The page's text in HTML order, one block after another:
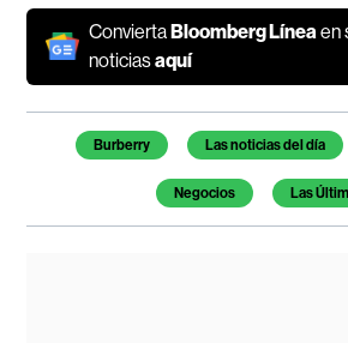
ConviertaBloomberg Línea en
noticiasaquí
Temas de este artículo
Burberry Las noticias del día
Negocios Las